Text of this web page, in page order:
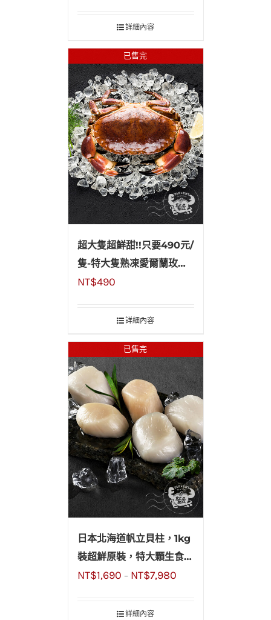
詳細內容
已售完
超大隻超鮮甜!!只要490元/
隻-特大隻熟凍愛爾蘭玫瑰
蟹(玫瑰膏蟹)800~1000g/
NT$490
詳細內容
已售完
日本北海道帆立貝柱，1kg
裝超鮮原裝，特大顆生食級
干貝L號
NT$1,690 – NT$7,980
詳細內容